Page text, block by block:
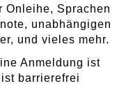
Onleihe, Sprachen
unabhängigen
und vieles mehr.
Anmeldung ist
barrierefrei